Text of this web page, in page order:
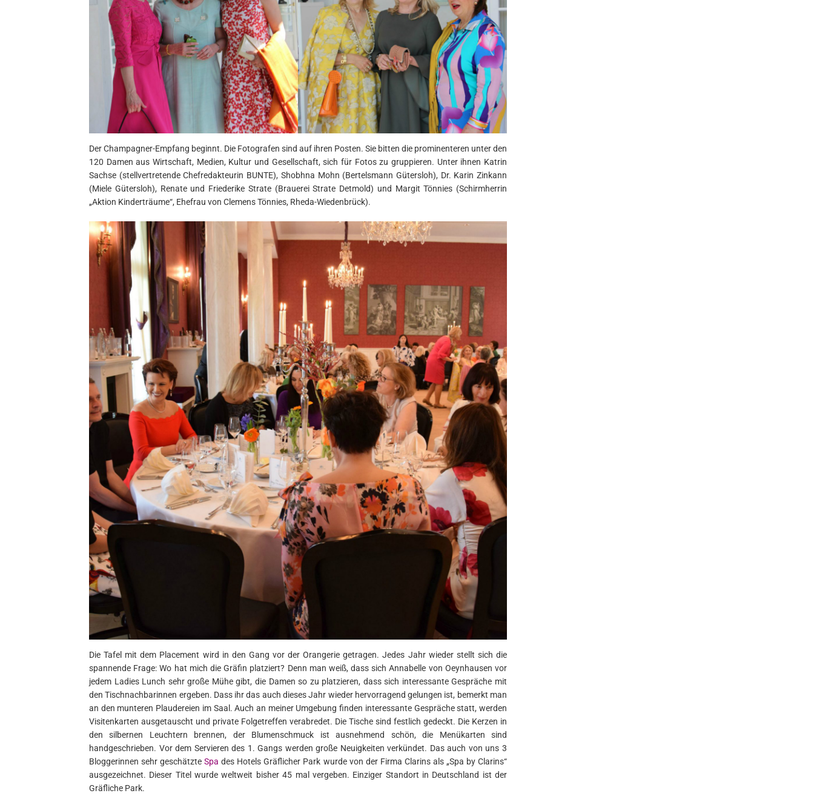
Der Champagner-Empfang beginnt. Die Fotografen sind auf ihren Posten. Sie bitten die prominenteren unter den
120 Damen aus Wirtschaft, Medien, Kultur und Gesellschaft, sich für Fotos zu gruppieren. Unter ihnen Katrin
Sachse (stellvertretende Chefredakteurin BUNTE), Shobhna Mohn (Bertelsmann Gütersloh), Dr. Karin Zinkann
(Miele Gütersloh), Renate und Friederike Strate (Brauerei Strate Detmold) und Margit Tönnies (Schirmherrin
„Aktion Kinderträume“, Ehefrau von Clemens Tönnies, Rheda-Wiedenbrück).
Die Tafel mit dem Placement wird in den Gang vor der Orangerie getragen. Jedes Jahr wieder stellt sich die
spannende Frage: Wo hat mich die Gräfin platziert? Denn man weiß, dass sich Annabelle von Oeynhausen vor
jedem Ladies Lunch sehr große Mühe gibt, die Damen so zu platzieren, dass sich interessante Gespräche mit
den Tischnachbarinnen ergeben. Dass ihr das auch dieses Jahr wieder hervorragend gelungen ist, bemerkt man
an den munteren Plaudereien im Saal. Auch an meiner Umgebung finden interessante Gespräche statt, werden
Visitenkarten ausgetauscht und private Folgetreffen verabredet. Die Tische sind festlich gedeckt. Die Kerzen in
den silbernen Leuchtern brennen, der Blumenschmuck ist ausnehmend schön, die Menükarten sind
handgeschrieben. Vor dem Servieren des 1. Gangs werden große Neuigkeiten verkündet. Das auch von uns 3
Bloggerinnen sehr geschätzte Spades Hotels Gräflicher Park wurde von der Firma Clarins als „Spa by Clarins“
ausgezeichnet. Dieser Titel wurde weltweit bisher 45 mal vergeben. Einziger Standort in Deutschland ist der
Gräfliche Park.